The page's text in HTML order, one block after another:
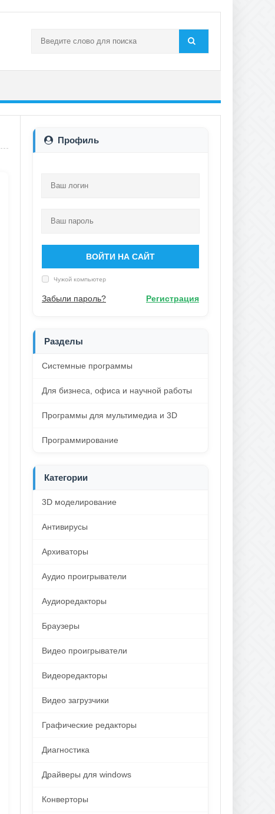
Профиль
ВОЙТИ НА САЙТ
Чужой компьютер
Забыли пароль? Регистрация
Разделы
Системные программы
Для бизнеса, офиса и научной работы
Программы для мультимедиа и 3D
Программирование
Категории
3D моделирование
Антивирусы
Архиваторы
Аудио проигрыватели
Аудиоредакторы
Браузеры
Видео проигрыватели
Видеоредакторы
Видео загрузчики
Графические редакторы
Диагностика
Драйверы для windows
Конверторы